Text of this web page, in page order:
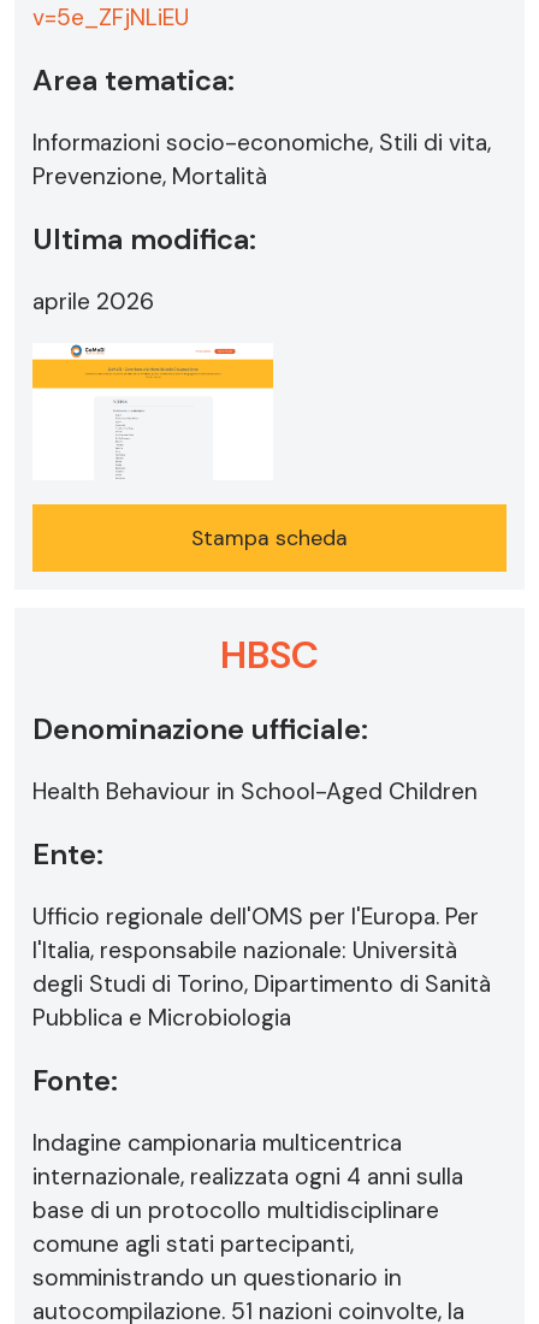
v=5e_ZFjNLiEU
Area tematica:
Informazioni socio-economiche, Stili di vita,
Prevenzione, Mortalità
Ultima modifica:
aprile 2026
Stampa scheda
HBSC
Denominazione ufficiale:
Health Behaviour in School-Aged Children
Ente:
Ufficio regionale dell'OMS per l'Europa. Per
l'Italia, responsabile nazionale: Università
degli Studi di Torino, Dipartimento di Sanità
Pubblica e Microbiologia
Fonte:
Indagine campionaria multicentrica
internazionale, realizzata ogni 4 anni sulla
base di un protocollo multidisciplinare
comune agli stati partecipanti,
somministrando un questionario in
autocompilazione. 51 nazioni coinvolte, la